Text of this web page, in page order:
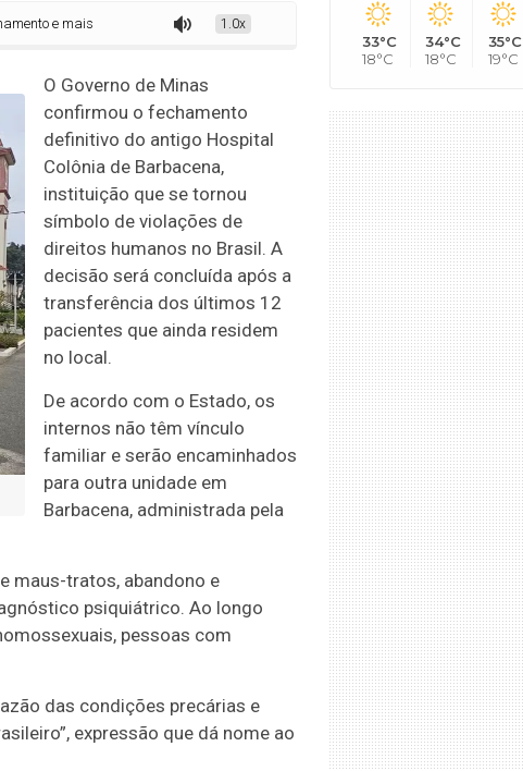
de 60 mil mortes registradas, Hospital Colônia de Barbacena será desativado
1.0x
O Governo de Minas
confirmou o fechamento
definitivo do antigo Hospital
Colônia de Barbacena,
instituição que se tornou
símbolo de violações de
direitos humanos no Brasil. A
decisão será concluída após a
transferência dos últimos 12
pacientes que ainda residem
no local.
De acordo com o Estado, os
internos não têm vínculo
familiar e serão encaminhados
para outra unidade em
Barbacena, administrada pela
maus-tratos, abandono e
psiquiátrico. Ao longo
pessoas com
das condições precárias e
expressão que dá nome ao
33°C
18°C
34°C
18°C
35°C
19°C